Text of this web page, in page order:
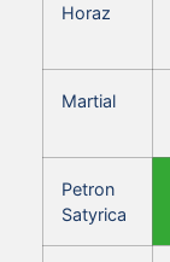
Horaz
Martial
Petron
Satyrica